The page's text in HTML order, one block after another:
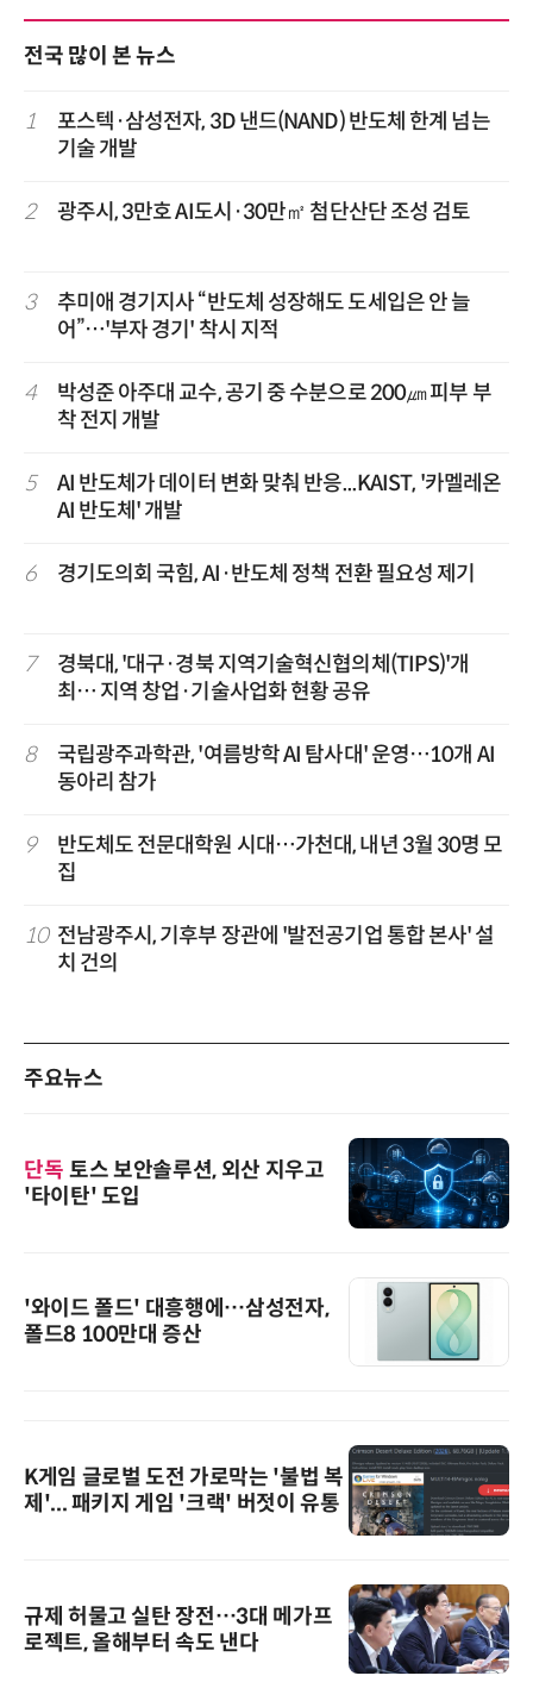
전국 많이 본 뉴스
1
포스텍·삼성전자, 3D 낸드(NAND) 반도체 한계 넘는
기술 개발
2 광주시, 3만호 AI도시·30만㎡ 첨단산단 조성 검토
3
추미애 경기지사 “반도체 성장해도 도세입은 안 늘
어”…'부자 경기' 착시 지적
4
박성준 아주대 교수, 공기 중 수분으로 200㎛ 피부 부
착 전지 개발
5
AI 반도체가 데이터 변화 맞춰 반응...KAIST, '카멜레온
AI 반도체' 개발
6 경기도의회 국힘, AI·반도체 정책 전환 필요성 제기
7
경북대, '대구·경북 지역기술혁신협의체(TIPS)'개
최… 지역 창업·기술사업화 현황 공유
8
국립광주과학관, '여름방학 AI 탐사대' 운영…10개 AI
동아리 참가
9
반도체도 전문대학원 시대…가천대, 내년 3월 30명 모
집
10 전남광주시, 기후부 장관에 '발전공기업 통합 본사' 설
치 건의
주요뉴스
단독 토스 보안솔루션, 외산 지우고
'타이탄' 도입
'와이드 폴드' 대흥행에…삼성전자,
폴드8 100만대 증산
K게임 글로벌 도전 가로막는 '불법 복
제'... 패키지 게임 '크랙' 버젓이 유통
규제 허물고 실탄 장전…3대 메가프
로젝트, 올해부터 속도 낸다